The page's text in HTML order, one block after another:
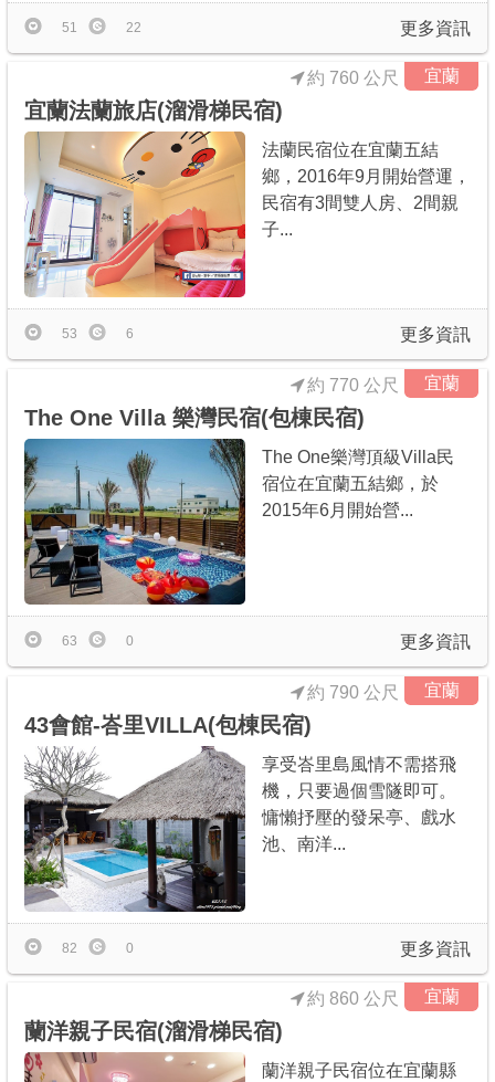
更多資訊
51 22
宜蘭
約 760 公尺
宜蘭法蘭旅店(溜滑梯民宿)
法蘭民宿位在宜蘭五結
鄉，2016年9月開始營運，
民宿有3間雙人房、2間親
子...
更多資訊
53 6
宜蘭
約 770 公尺
The One Villa 樂灣民宿(包棟民宿)
The One樂灣頂級Villa民
宿位在宜蘭五結鄉，於
2015年6月開始營...
更多資訊
63 0
宜蘭
約 790 公尺
43會館-峇里VILLA(包棟民宿)
享受峇里島風情不需搭飛
機，只要過個雪隧即可。
慵懶抒壓的發呆亭、戲水
池、南洋...
更多資訊
82 0
宜蘭
約 860 公尺
蘭洋親子民宿(溜滑梯民宿)
蘭洋親子民宿位在宜蘭縣